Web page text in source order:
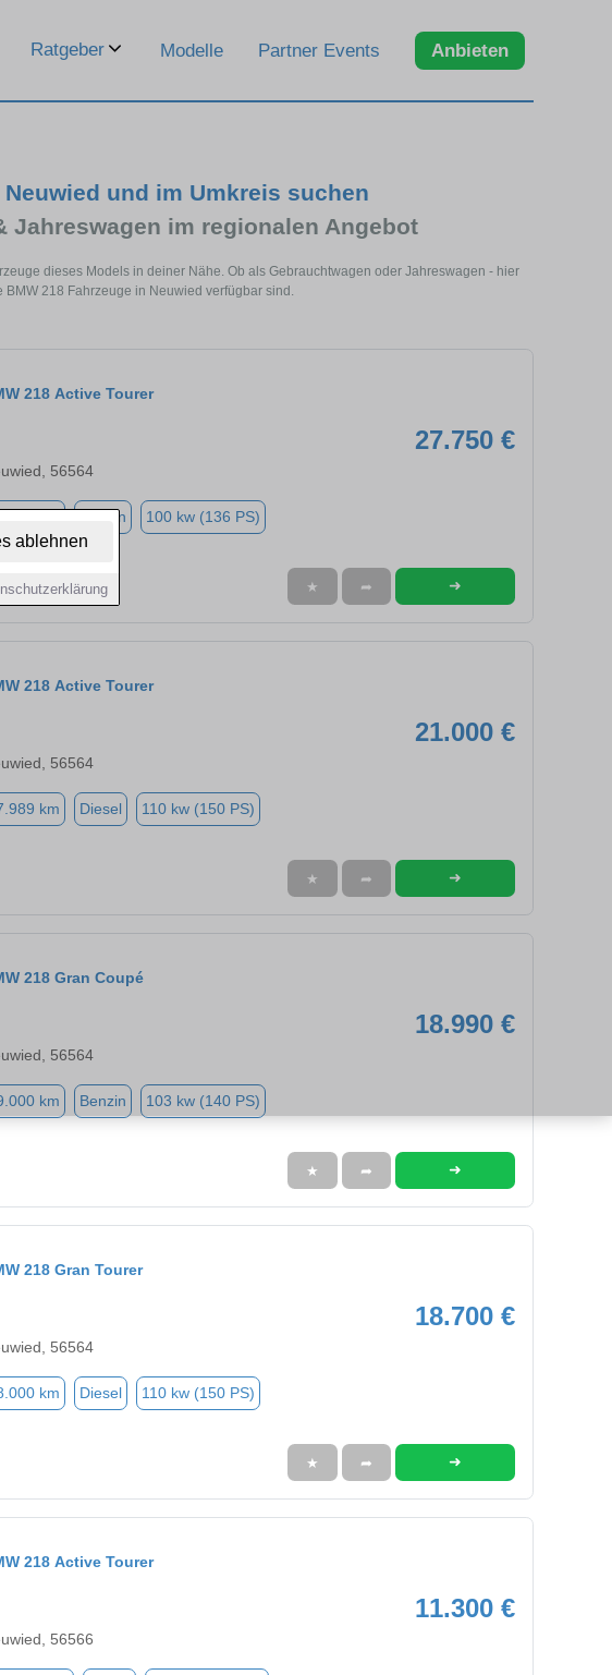
ablehnen
Ratgeber Modelle Partner Events Anbieten
und im Umkreis suchen
Jahreswagen im regionalen Angebot
dieses Models in deiner Nähe. Ob als Gebrauchtwagen oder Jahreswagen - hier
218 Fahrzeuge in Neuwied verfügbar sind.
218 Active Tourer
27.750 €
56564
Benzin 100 kw (136 PS)
★ ➦ ➜
218 Active Tourer
21.000 €
56564
km Diesel 110 kw (150 PS)
★ ➦ ➜
218 Gran Coupé
18.990 €
56564
km Benzin 103 kw (140 PS)
★ ➦ ➜
218 Gran Tourer
18.700 €
56564
km Diesel 110 kw (150 PS)
★ ➦ ➜
218 Active Tourer
11.300 €
56566